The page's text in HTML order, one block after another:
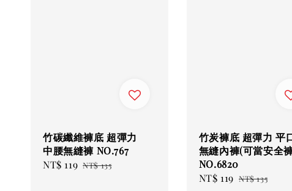
竹碳纖維褲底 超彈力
中腰無縫褲 NO.767
Sale
NT$ 119 Regular
NT$ 135
竹炭褲底 超彈力 平
無縫內褲(可當安全
NO.6820
Sale
NT$ 119 Regular
NT$ 135